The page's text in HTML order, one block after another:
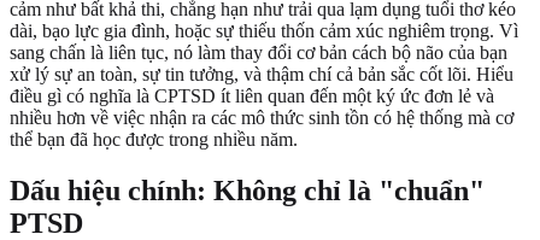
cảm như bất khả thi, chẳng hạn như trải qua lạm dụng tuổi thơ kéo
dài, bạo lực gia đình, hoặc sự thiếu thốn cảm xúc nghiêm trọng. Vì
sang chấn là liên tục, nó làm thay đổi cơ bản cách bộ não của bạn
xử lý sự an toàn, sự tin tưởng, và thậm chí cả bản sắc cốt lõi. Hiểu
điều gì có nghĩa là CPTSD ít liên quan đến một ký ức đơn lẻ và
nhiều hơn về việc nhận ra các mô thức sinh tồn có hệ thống mà cơ
thể bạn đã học được trong nhiều năm.
Dấu hiệu chính: Không chỉ là "chuẩn"
PTSD